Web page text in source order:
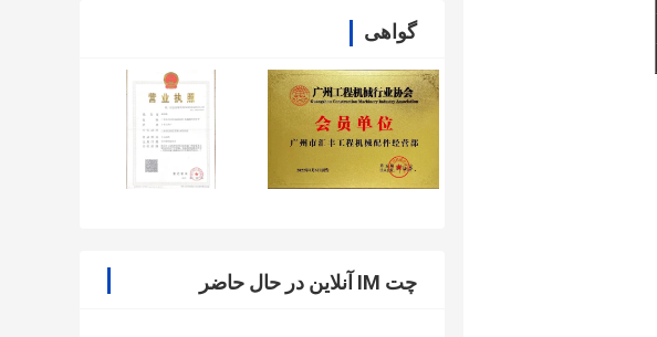
گواهی
چت IM آنلاین در حال حاضر